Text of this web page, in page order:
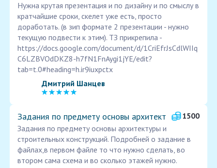
Нужна крутая презентация и по дизайну и по смыслу в
кратчайшие сроки, скелет уже есть, просто
доработать. (в зип формате 2 презентации - нужно
текущую подвести к этим). ТЗ прикрепила -
https://docs.google.com/document/d/1CriEfrJsCdlWIIq
C6LZBVOdDKZ8-h7fN1FnAygi1jYE/edit?
tab=t.0#heading=h.ir9iuxpctx
Дмитрий Шанцев
Задания по предмету основы архитект
1500
Задания по предмету основы архитектуры и
строительных конструкций. Подробней о задание в
файлах,в первом файле то что нужно сделать, во
втором сама схема и во сколько этажей нужно.